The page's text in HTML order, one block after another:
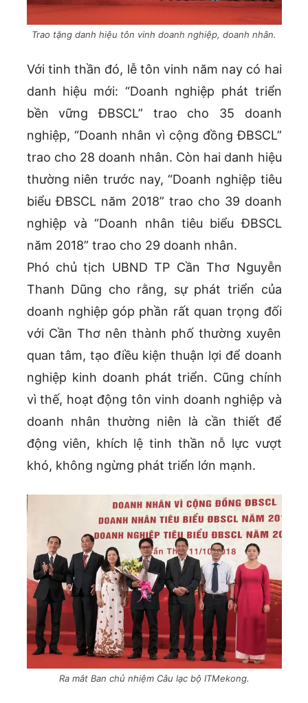
Trao tặng danh hiệu tôn vinh doanh nghiệp, doanh nhân.
Với tinh thần đó, lễ tôn vinh năm nay có hai
danh hiệu mới: “Doanh nghiệp phát triển
bền vững ĐBSCL” trao cho 35 doanh
nghiệp, “Doanh nhân vì cộng đồng ĐBSCL”
trao cho 28 doanh nhân. Còn hai danh hiệu
thường niên trước nay, “Doanh nghiệp tiêu
biểu ĐBSCL năm 2018” trao cho 39 doanh
nghiệp và “Doanh nhân tiêu biểu ĐBSCL
năm 2018” trao cho 29 doanh nhân.
Phó chủ tịch UBND TP Cần Thơ Nguyễn
Thanh Dũng cho rằng, sự phát triển của
doanh nghiệp góp phần rất quan trọng đối
với Cần Thơ nên thành phố thường xuyên
quan tâm, tạo điều kiện thuận lợi để doanh
nghiệp kinh doanh phát triển. Cũng chính
vì thế, hoạt động tôn vinh doanh nghiệp và
doanh nhân thường niên là cần thiết để
động viên, khích lệ tinh thần nỗ lực vượt
khó, không ngừng phát triển lớn mạnh.
Ra mắt Ban chủ nhiệm Câu lạc bộ ITMekong.